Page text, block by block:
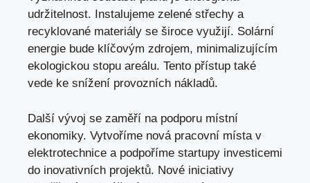
udržitelnost. Instalujeme zelené střechy a
recyklované materiály se široce využijí. Solární
energie bude klíčovým zdrojem, minimalizujícím
ekologickou stopu areálu. Tento přístup také
vede ke snížení provozních nákladů.
Další vývoj se zaměří na podporu místní
ekonomiky. Vytvoříme nová pracovní místa v
elektrotechnice a podpoříme startupy investicemi
do inovativních projektů. Nové iniciativy